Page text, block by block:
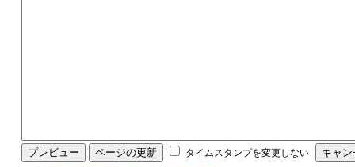
タイムスタンプを変更しない